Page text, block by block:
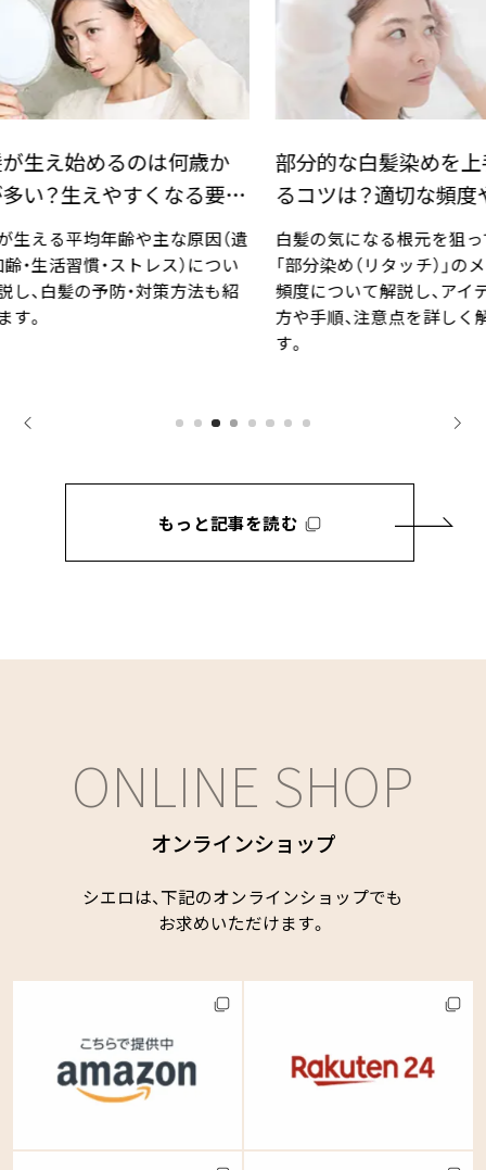
部分的な白髪染めを上手にす
るコツは？適切な頻度やアイテ
ムの選び方
白髪の気になる根元を狙って染める
「部分染め（リタッチ）」のメリットや
頻度について解説し、アイテムの選び
方や手順、注意点を詳しく解説しま
リタッチとは
する商品の選
根元の白髪だけを
る「リタッチ」に
の特徴や使い方、
コツなどを分かり
もっと記事を読む
ONLINE SHOP
オンラインショップ
シエロは、下記のオンラインショップでも
お求めいただけます。